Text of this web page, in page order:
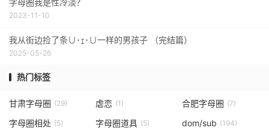
字母圈我是性冷淡？
2023-11-10
我从街边捡了条∪･ｪ･∪一样的男孩子 （完结篇）
2025-05-26
热门标签
甘肃字母圈 (29) 虐恋 (1) 合肥字母圈 (7)
字母圈相处 (5) 字母圈道具 (5) dom/sub (194)